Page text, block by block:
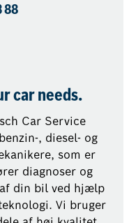
88
car needs.
Car Service
, diesel- og
som er
diagnoser og
din bil ved hjælp
Vi bruger